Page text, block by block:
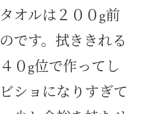
オルは２００g前
です。拭ききれる
０g位で作ってし
ショになりすぎて